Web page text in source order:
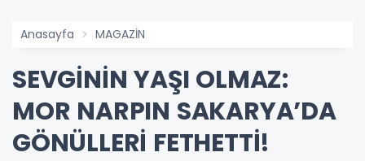
Anasayfa MAGAZİN
SEVGİNİN YAŞI OLMAZ:
MOR NARPIN SAKARYA’DA
GÖNÜLLERİ FETHETTİ!